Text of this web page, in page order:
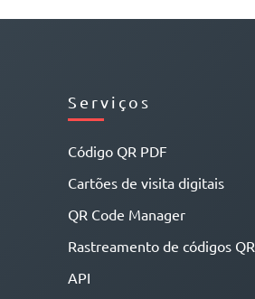
Serviços
Código QR PDF
Cartões de visita digitais
QR Code Manager
Rastreamento de códigos QR
API